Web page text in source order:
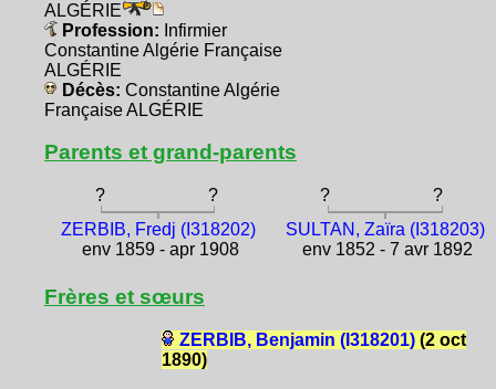
ALGÉRIE
Profession: Infirmier
Constantine Algérie Française
ALGÉRIE
Décès: Constantine Algérie
Française ALGÉRIE
Parents et grand-parents
? ? ?
?
ZERBIB, Fredj (I318202)
env 1859 - apr 1908
SULTAN, Zaïra (I318203)
env 1852 - 7 avr 1892
Frères et sœurs
ZERBIB, Benjamin (I318201)(2 oct
1890)